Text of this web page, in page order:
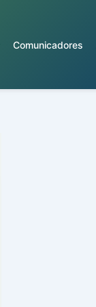
Comunicadores